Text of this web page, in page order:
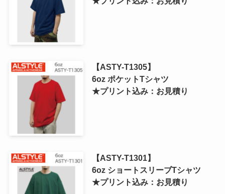
【ASTY-T1305】
6oz ポケットTシャツ
★プリント込み：お見積り
【ASTY-T1301】
6oz ショートスリーブTシャツ
★プリント込み：お見積り